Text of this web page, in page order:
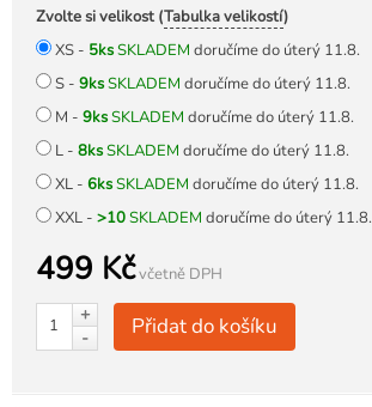
Zvolte si velikost (Tabulka velikostí)
XS - 5ksSKLADEM doručíme do úterý 11.8.
S - 9ksSKLADEM doručíme do úterý 11.8.
M - 9ksSKLADEM doručíme do úterý 11.8.
L - 8ksSKLADEM doručíme do úterý 11.8.
XL - 6ksSKLADEM doručíme do úterý 11.8.
XXL - >10SKLADEM doručíme do úterý 11.8.
499 Kčvčetně DPH
+
-
Přidat do košíku